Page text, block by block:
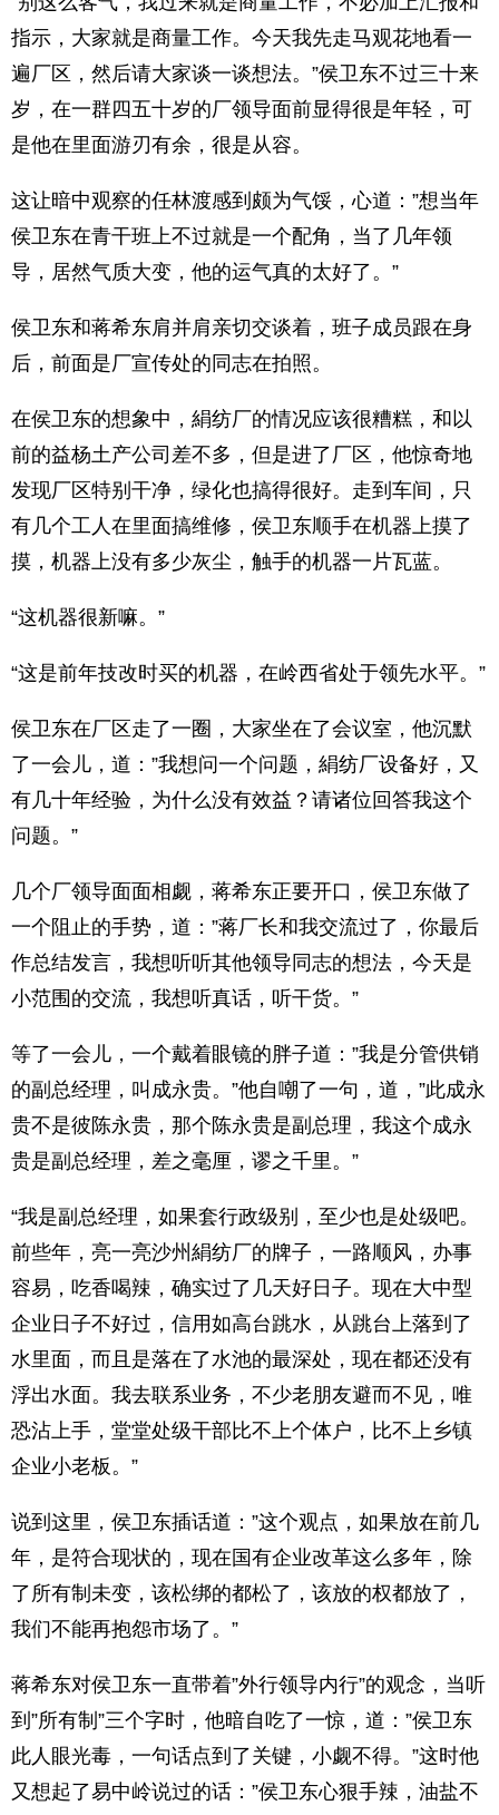
指示，大家就是商量工作。今天我先走马观花地看一
遍厂区，然后请大家谈一谈想法。”侯卫东不过三十来
岁，在一群四五十岁的厂领导面前显得很是年轻，可
是他在里面游刃有余，很是从容。
这让暗中观察的任林渡感到颇为气馁，心道：”想当年
侯卫东在青干班上不过就是一个配角，当了几年领
导，居然气质大变，他的运气真的太好了。”
侯卫东和蒋希东肩并肩亲切交谈着，班子成员跟在身
后，前面是厂宣传处的同志在拍照。
在侯卫东的想象中，絹纺厂的情况应该很糟糕，和以
前的益杨土产公司差不多，但是进了厂区，他惊奇地
发现厂区特别干净，绿化也搞得很好。走到车间，只
有几个工人在里面搞维修，侯卫东顺手在机器上摸了
摸，机器上没有多少灰尘，触手的机器一片瓦蓝。
“这机器很新嘛。”
“这是前年技改时买的机器，在岭西省处于领先水平。”
侯卫东在厂区走了一圈，大家坐在了会议室，他沉默
了一会儿，道：”我想问一个问题，絹纺厂设备好，又
有几十年经验，为什么没有效益？请诸位回答我这个
问题。”
几个厂领导面面相觑，蒋希东正要开口，侯卫东做了
一个阻止的手势，道：”蒋厂长和我交流过了，你最后
作总结发言，我想听听其他领导同志的想法，今天是
小范围的交流，我想听真话，听干货。”
等了一会儿，一个戴着眼镜的胖子道：”我是分管供销
的副总经理，叫成永贵。”他自嘲了一句，道，”此成永
贵不是彼陈永贵，那个陈永贵是副总理，我这个成永
贵是副总经理，差之毫厘，谬之千里。”
“我是副总经理，如果套行政级别，至少也是处级吧。
前些年，亮一亮沙州絹纺厂的牌子，一路顺风，办事
容易，吃香喝辣，确实过了几天好日子。现在大中型
企业日子不好过，信用如高台跳水，从跳台上落到了
水里面，而且是落在了水池的最深处，现在都还没有
浮出水面。我去联系业务，不少老朋友避而不见，唯
恐沾上手，堂堂处级干部比不上个体户，比不上乡镇
企业小老板。”
说到这里，侯卫东插话道：”这个观点，如果放在前几
年，是符合现状的，现在国有企业改革这么多年，除
了所有制未变，该松绑的都松了，该放的权都放了，
我们不能再抱怨市场了。”
蒋希东对侯卫东一直带着”外行领导内行”的观念，当听
到”所有制”三个字时，他暗自吃了一惊，道：”侯卫东
此人眼光毒，一句话点到了关键，小觑不得。”这时他
又想起了易中岭说过的话：”侯卫东心狠手辣，油盐不